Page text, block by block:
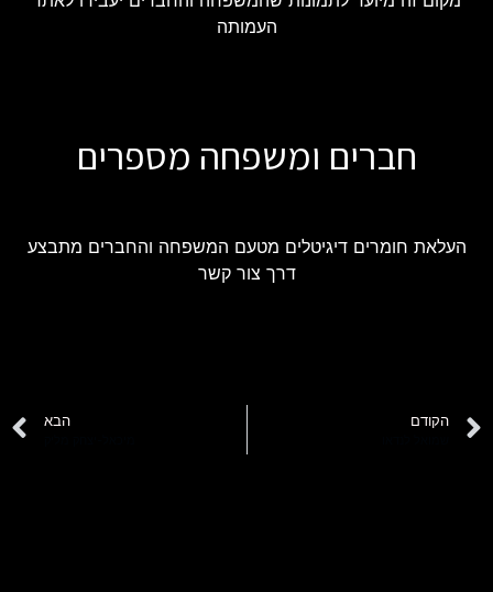
העמותה
חברים ומשפחה מספרים
העלאת חומרים דיגיטלים מטעם המשפחה והחברים מתבצע
דרך צור קשר
הקודם הבא